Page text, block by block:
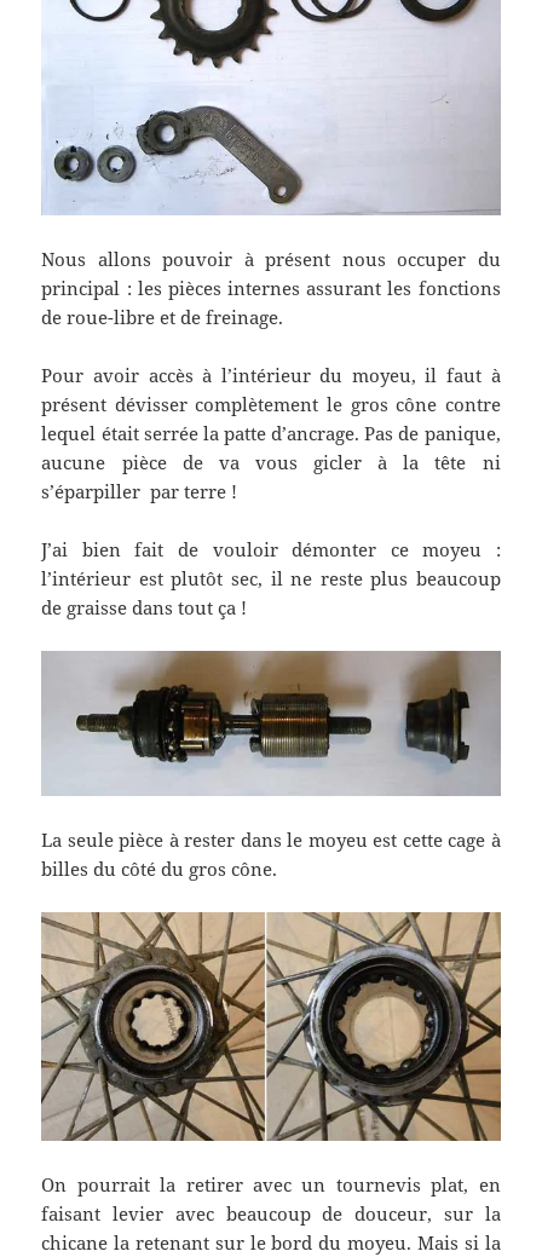
Nous allons pouvoir à présent nous occuper du
principal : les pièces internes assurant les fonctions
de roue-libre et de freinage.
Pour avoir accès à l’intérieur du moyeu, il faut à
présent dévisser complètement le gros cône contre
lequel était serrée la patte d’ancrage. Pas de panique,
aucune pièce de va vous gicler à la tête ni
s’éparpiller par terre !
J’ai bien fait de vouloir démonter ce moyeu :
l’intérieur est plutôt sec, il ne reste plus beaucoup
de graisse dans tout ça !
La seule pièce à rester dans le moyeu est cette cage à
billes du côté du gros cône.
On pourrait la retirer avec un tournevis plat, en
faisant levier avec beaucoup de douceur, sur la
chicane la retenant sur le bord du moyeu. Mais si la